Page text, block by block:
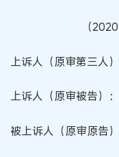
（
上诉人（原审第三人
上诉人（原审被告）
被上诉人（原审原告